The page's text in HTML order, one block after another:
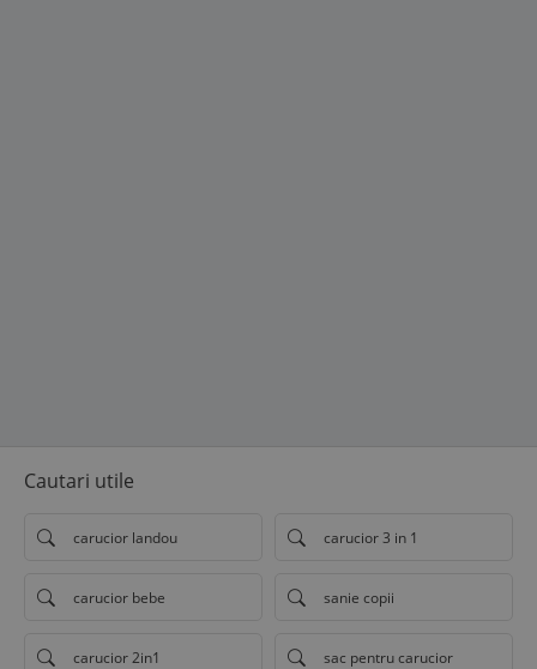
Cautari utile
carucior landou carucior 3 in 1
carucior bebe sanie copii
carucior 2in1 sac pentru carucior